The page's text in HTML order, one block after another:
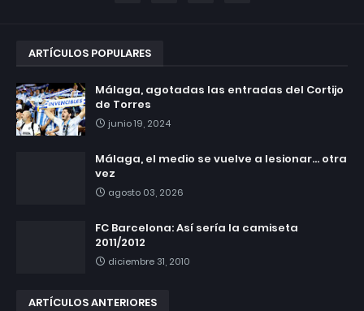
ARTÍCULOS POPULARES
Málaga, agotadas las entradas del Cortijo
de Torres
junio 19, 2024
Málaga, el medio se vuelve a lesionar... otra
vez
agosto 03, 2026
FC Barcelona: Así sería la camiseta
2011/2012
diciembre 31, 2010
ARTÍCULOS ANTERIORES